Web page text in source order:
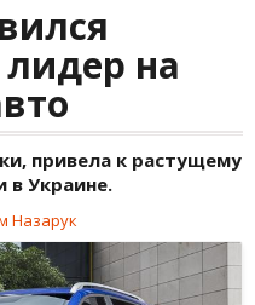
на
привела к растущему
в Украине.
Назарук